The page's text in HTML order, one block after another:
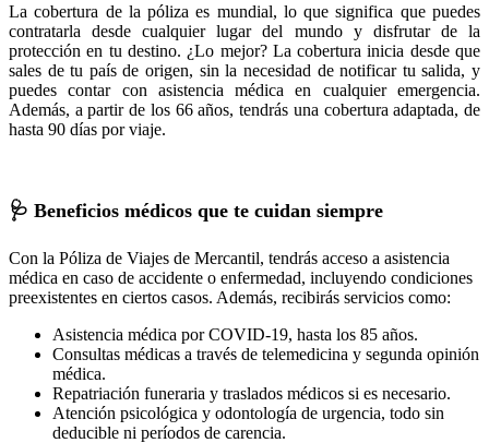
La cobertura de la póliza es mundial, lo que significa que puedes
contratarla desde cualquier lugar del mundo y disfrutar de la
protección en tu destino. ¿Lo mejor? La cobertura inicia desde que
sales de tu país de origen, sin la necesidad de notificar tu salida, y
puedes contar con asistencia médica en cualquier emergencia.
Además, a partir de los 66 años, tendrás una cobertura adaptada, de
hasta 90 días por viaje.
🩺 Beneficios médicos que te cuidan siempre
Con la Póliza de Viajes de Mercantil, tendrás acceso a asistencia
médica en caso de accidente o enfermedad, incluyendo condiciones
preexistentes en ciertos casos. Además, recibirás servicios como:
Asistencia médica por COVID-19, hasta los 85 años.
Consultas médicas a través de telemedicina y segunda opinión
médica.
Repatriación funeraria y traslados médicos si es necesario.
Atención psicológica y odontología de urgencia, todo sin
deducible ni períodos de carencia.